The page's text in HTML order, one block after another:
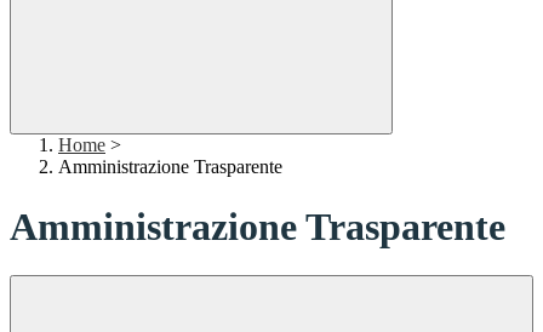
Home >
Amministrazione Trasparente
Amministrazione Trasparente